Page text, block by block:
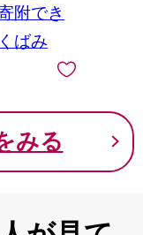
附でき
ばみ
みる